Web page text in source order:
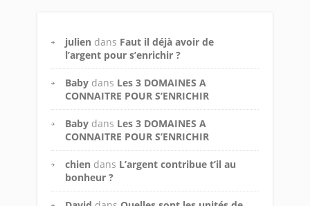
julien dans Faut il déjà avoir de
l’argent pour s’enrichir ?
Baby dans Les 3 DOMAINES A
CONNAITRE POUR S’ENRICHIR
Baby dans Les 3 DOMAINES A
CONNAITRE POUR S’ENRICHIR
chien dans L’argent contribue t’il au
bonheur ?